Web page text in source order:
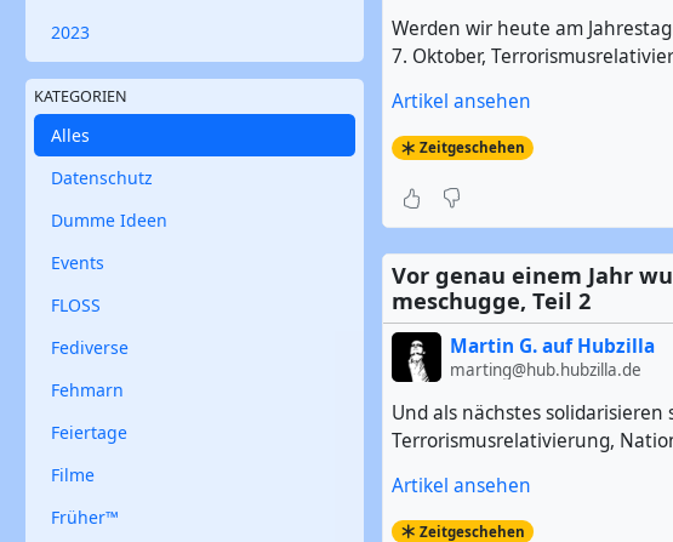
2023
KATEGORIEN
Alles
Datenschutz
Dumme Ideen
Events
FLOSS
Fediverse
Fehmarn
Feiertage
Filme
Früher™
Werden wir heute am
7. Oktober,
Artikel ansehen
Zeitgeschehen
Vor genau einem Jahr
meschugge, Teil 2
Martin G. auf Hubzilla
marting@hub.hubzilla.de
Und als nächstes solidarisieren
Terrorismusrelativierung,
Artikel ansehen
Zeitgeschehen